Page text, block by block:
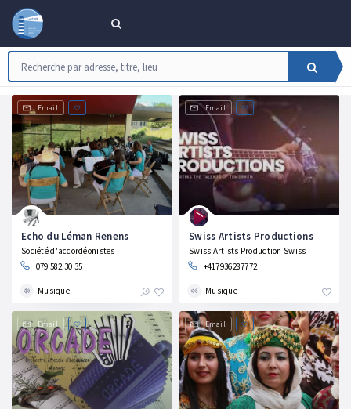
Email
Echo du Léman Renens
Société d'accordéonistes
079 582 30 35
Musique
Email
Swiss Artists Productions
Swiss Artists Production Swiss
+417936287772
Musique
Email Email